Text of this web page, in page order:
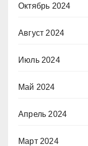
Октябрь 2024
Август 2024
Июль 2024
Май 2024
Апрель 2024
Март 2024